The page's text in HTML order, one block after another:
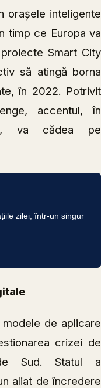
orașele inteligente
timp ce Europa va
Smart City
să atingă borna
în 2022. Potrivit
accentul, în
va cădea pe
zilei, într-un singur
de aplicare
crizei de
Sud. Statul a
aliat de încredere